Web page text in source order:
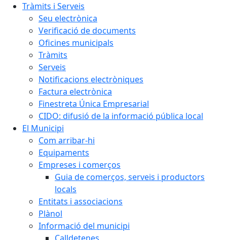
Tràmits i Serveis
Seu electrònica
Verificació de documents
Oficines municipals
Tràmits
Serveis
Notificacions electròniques
Factura electrònica
Finestreta Única Empresarial
CIDO: difusió de la informació pública local
El Municipi
Com arribar-hi
Equipaments
Empreses i comerços
Guia de comerços, serveis i productors
locals
Entitats i associacions
Plànol
Informació del municipi